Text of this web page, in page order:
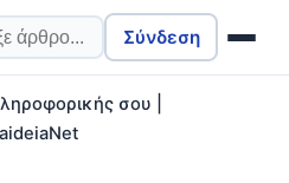
Σύνδεση
σου |